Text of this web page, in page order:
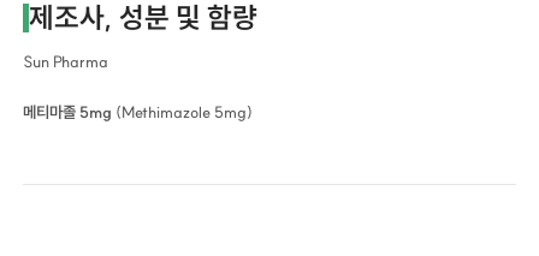
제조사, 성분 및 함량
Sun Pharma
메티마졸 5mg (Methimazole 5mg)